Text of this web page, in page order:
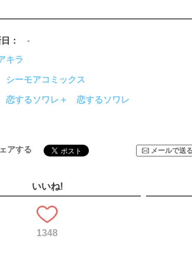
-
キラ
シーモアコミックス
恋するソワレ＋ 恋するソワレ
アする メールで送る
いいね!
1348